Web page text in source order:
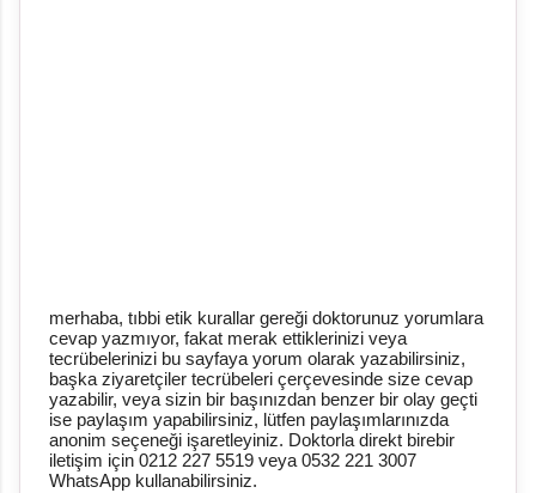
Y
o
r
u
m
G
ö
n
d
merhaba, tıbbi etik kurallar gereği doktorunuz yorumlara
cevap yazmıyor, fakat merak ettiklerinizi veya
tecrübelerinizi bu sayfaya yorum olarak yazabilirsiniz,
başka ziyaretçiler tecrübeleri çerçevesinde size cevap
yazabilir, veya sizin bir başınızdan benzer bir olay geçti
ise paylaşım yapabilirsiniz, lütfen paylaşımlarınızda
anonim seçeneği işaretleyiniz. Doktorla direkt birebir
iletişim için 0212 227 5519 veya 0532 221 3007
WhatsApp kullanabilirsiniz.